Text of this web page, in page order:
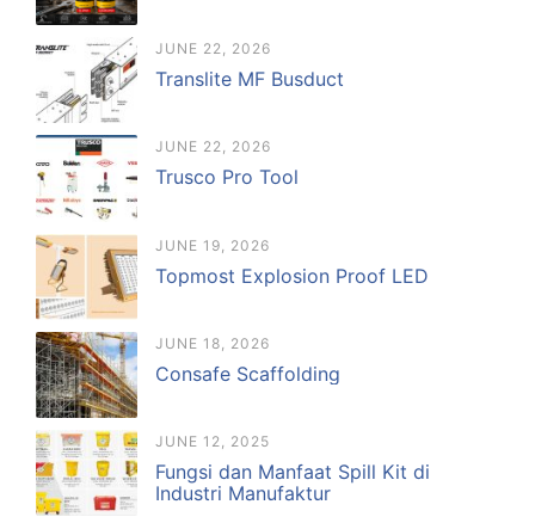
JUNE 22, 2026
Translite MF Busduct
JUNE 22, 2026
Trusco Pro Tool
JUNE 19, 2026
Topmost Explosion Proof LED
JUNE 18, 2026
Consafe Scaffolding
JUNE 12, 2025
Fungsi dan Manfaat Spill Kit di
Industri Manufaktur